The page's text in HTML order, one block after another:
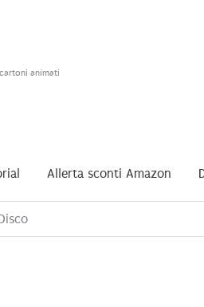
animati
Allerta sconti Amazon